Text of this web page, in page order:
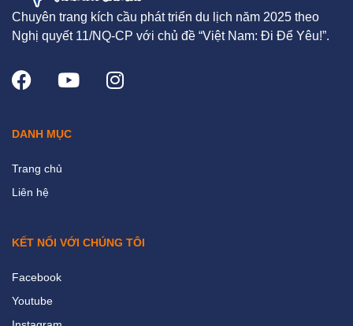
Chuyên trang kích cầu phát triển du lịch năm 2025 theo
Nghị quyết 11/NQ-CP với chủ đề “Việt Nam: Đi Để Yêu!”.
DANH MỤC
Trang chủ
Liên hệ
KẾT NỐI VỚI CHÚNG TÔI
Facebook
Youtube